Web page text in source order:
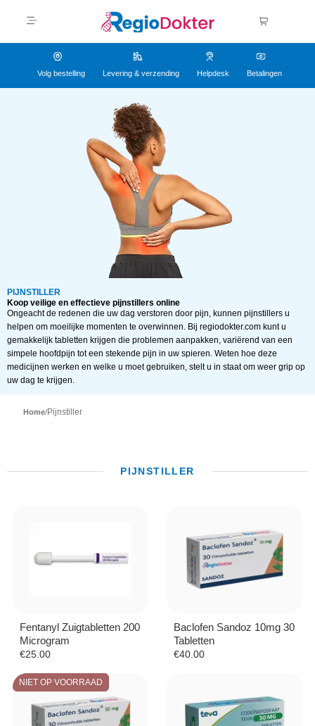
Volg bestelling Levering & verzending Helpdesk Betalingen
PIJNSTILLER
Koop veilige en effectieve pijnstillers online
Ongeacht de redenen die uw dag verstoren door pijn, kunnen pijnstillers u
helpen om moeilijke momenten te overwinnen. Bij regiodokter.com kunt u
gemakkelijk tabletten krijgen die problemen aanpakken, variërend van een
simpele hoofdpijn tot een stekende pijn in uw spieren. Weten hoe deze
medicijnen werken en welke u moet gebruiken, stelt u in staat om weer grip op
uw dag te krijgen.
Home/Pijnstiller
PIJNSTILLER
Fentanyl Zuigtabletten 200
Microgram
€25.00
Baclofen Sandoz 10mg 30
Tabletten
€40.00
NIET OP VOORRAAD